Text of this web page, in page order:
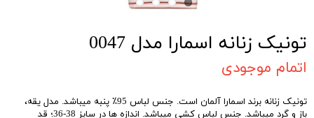
تونیک زنانه اسمارا مدل 0047
اتمام موجودی
تونیک زنانه برند اسمارا آلمان است. جنس لباس 95٪ پنبه میباشد. مدل یقه،
باز و گرد میباشد. جنس لباس کشی میباشد. اندازه ها در سایز 38-36؛ قد